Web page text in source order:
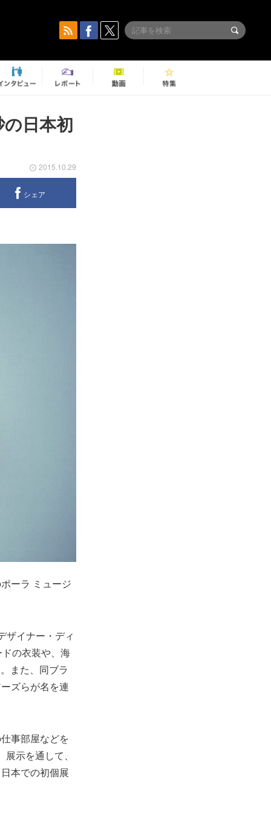
日本初
2015.10.29
シェア
ーラ ミュージ
ザイナー・ディ
の衣装や、海
また、同ブラ
ズらが名を連
事部屋などを
示を通して、
本での初個展